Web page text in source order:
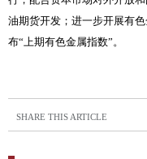
油期货开发；进一步开展有
布“上期有色金属指数”。
SHARE THIS ARTICLE